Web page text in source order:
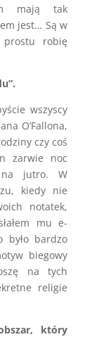
mają tak
jest… Są w
prostu robię
wszyscy
O’Fallona,
czy coś
zarwie noc
na jutro. W
kiedy nie
notatek,
mu e-
było bardzo
biegowy
na tych
religie
który